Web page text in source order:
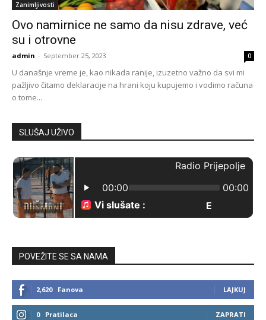
Zanimljivosti
Ovo namirnice ne samo da nisu zdrave, već
su i otrovne
admin - September 25, 2023 0
U današnje vreme je, kao nikada ranije, izuzetno važno da svi mi
pažljivo čitamo deklaracije na hrani koju kupujemo i vodimo računa
o tome...
SLUŠAJ UŽIVO
POVEŽITE SE SA NAMA
2,620 Fanova LAJKUJ
0 Pratilaca ZAPRATI